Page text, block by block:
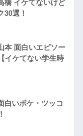
橋 イケてないけど
30選！
本 面白いエピソー
イケてない学生時
白いボケ・ツッコ